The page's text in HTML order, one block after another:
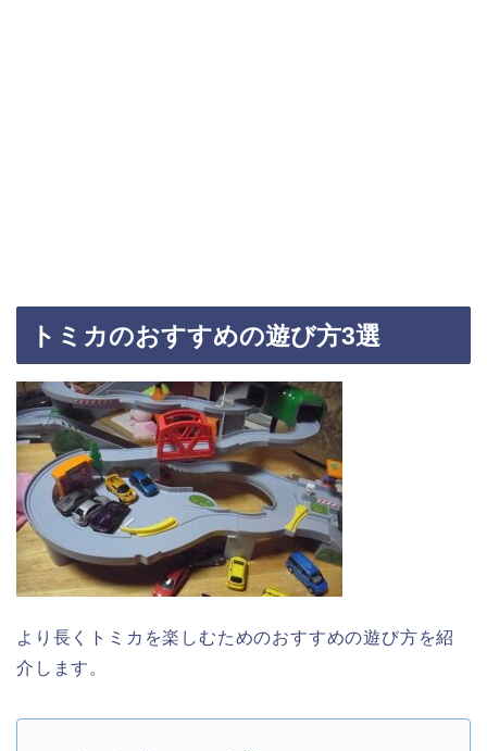
トミカのおすすめの遊び方3選
より長くトミカを楽しむためのおすすめの遊び方を紹
介します。